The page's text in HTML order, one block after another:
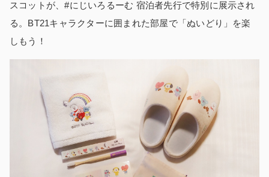
スコットが、#にじいろるーむ 宿泊者先行で特別に展示され
る。BT21キャラクターに囲まれた部屋で「ぬいどり」を楽
しもう！